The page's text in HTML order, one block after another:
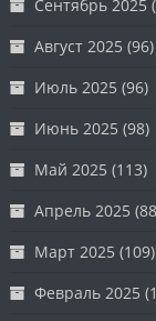
Сентябрь 2025
Август 2025 (96)
Июль 2025 (96)
Июнь 2025 (98)
Май 2025 (113)
Апрель 2025
Март 2025 (109)
Февраль 2025